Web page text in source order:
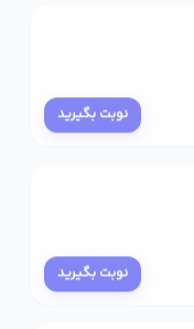
نوبت بگیرید
نوبت بگیرید